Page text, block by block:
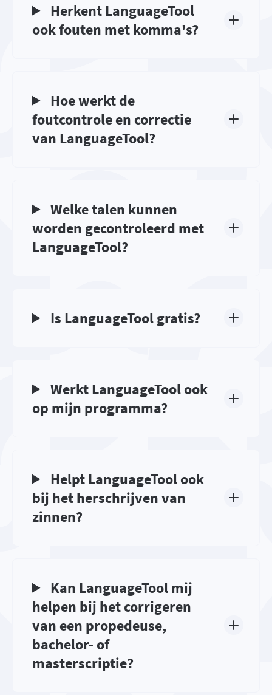
Herkent LanguageTool
ook fouten met komma's?
Hoe werkt de
foutcontrole en correctie
van LanguageTool?
Welke talen kunnen
worden gecontroleerd met
LanguageTool?
Is LanguageTool gratis?
Werkt LanguageTool ook
op mijn programma?
Helpt LanguageTool ook
bij het herschrijven van
zinnen?
Kan LanguageTool mij
helpen bij het corrigeren
van een propedeuse,
bachelor- of
masterscriptie?